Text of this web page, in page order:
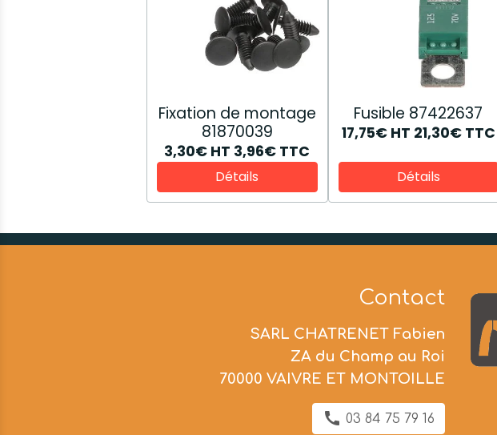
Fixation de montage
81870039
3,30€ HT 3,96€ TTC
Détails
Fusible 87422637
17,75€ HT 21,30€ TTC
Détails
Contact
SARL CHATRENET Fabien
ZA du Champ au Roi
70000 VAIVRE ET MONTOILLE
03 84 75 79 16